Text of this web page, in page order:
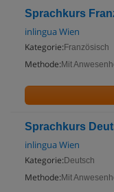
Sprachkurs
inlingua Wien
Kategorie: Französisch
Methode: Mit
Sprachkurs
inlingua Wien
Kategorie: Deutsch
Methode: Mit